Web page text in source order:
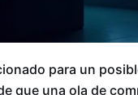
para un
que una ola de